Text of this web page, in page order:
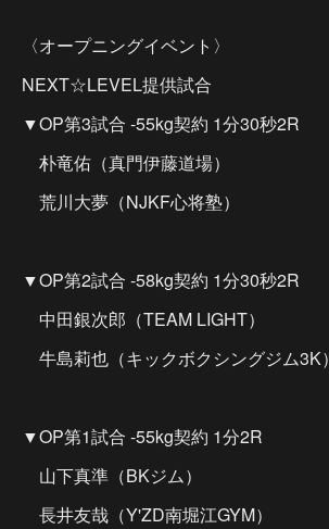
〈オープニングイベント〉
NEXT☆LEVEL提供試合
▼OP第3試合 -55kg契約 1分30秒2R
朴竜佑（真門伊藤道場）
荒川大夢（NJKF心将塾）
▼OP第2試合 -58kg契約 1分30秒2R
中田銀次郎（TEAM LIGHT）
牛島莉也（キックボクシングジム3K）
▼OP第1試合 -55kg契約 1分2R
山下真準（BKジム）
長井友哉（Y'ZD南堀江GYM）